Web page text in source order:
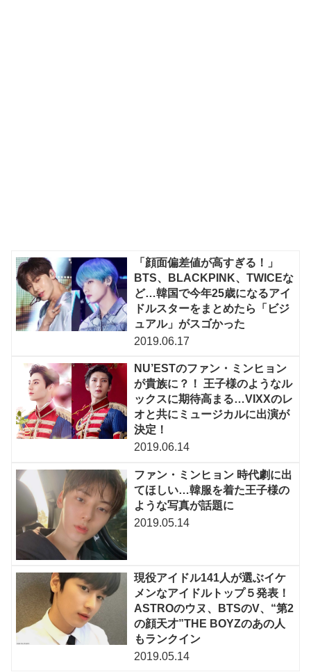
「顔面偏差値が高すぎる！」
BTS、BLACKPINK、TWICEな
ど…韓国で今年25歳になるアイ
ドルスターをまとめたら「ビジ
ュアル」がスゴかった
2019.06.17
NU’ESTのファン・ミンヒョン
が貴族に？！ 王子様のようなル
ックスに期待高まる…VIXXのレ
オと共にミュージカルに出演が
決定！
2019.06.14
ファン・ミンヒョン 時代劇に出
てほしい…韓服を着た王子様の
ような写真が話題に
2019.05.14
現役アイドル141人が選ぶイケ
メンなアイドルトップ５発表！
ASTROのウヌ、BTSのV、“第2
の顔天才”THE BOYZのあの人
もランクイン
2019.05.14